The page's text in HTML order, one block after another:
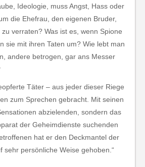
Ideologie, muss Angst, Hass oder
die Ehefrau, den eigenen Bruder,
verraten? Was ist es, wenn Spione
sie mit ihren Taten um? Wie lebt man
andere betrogen, gar ans Messer
Täter – aus jeder dieser Riege
zum Sprechen gebracht. Mit seinen
abzielenden, sondern das
der Geheimdienste suchenden
hat er den Deckmantel der
sehr persönliche Weise gehoben.“